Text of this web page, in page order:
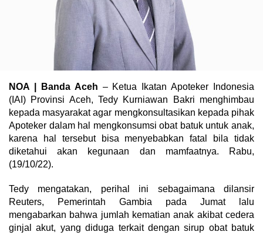
NOA | Banda Aceh – Ketua Ikatan Apoteker Indonesia
(IAI) Provinsi Aceh, Tedy Kurniawan Bakri menghimbau
kepada masyarakat agar mengkonsultasikan kepada pihak
Apoteker dalam hal mengkonsumsi obat batuk untuk anak,
karena hal tersebut bisa menyebabkan fatal bila tidak
diketahui akan kegunaan dan mamfaatnya. Rabu,
(19/10/22).
Tedy mengatakan, perihal ini sebagaimana dilansir
Reuters, Pemerintah Gambia pada Jumat lalu
mengabarkan bahwa jumlah kematian anak akibat cedera
ginjal akut, yang diduga terkait dengan sirup obat batuk